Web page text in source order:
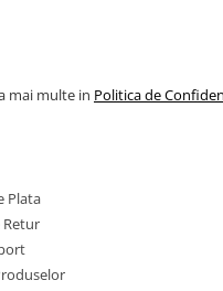
râuri cu curent
de lansare, fără
fără o presare excesivă
fixarea corectă a
uniform înainte de
mai multe in Politica de
Plata
Retur